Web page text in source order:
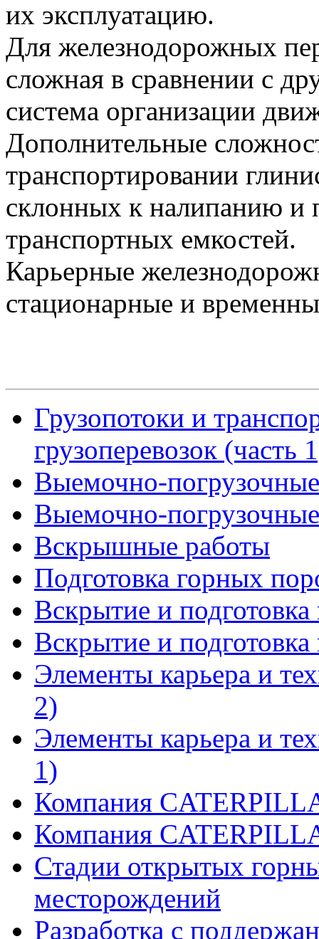
их эксплуатацию.
Для железнодорожных
сложная в сравнении с
система организации
Дополнительные
транспортировании
склонных к налипанию и
транспортных емкостей.
Карьерные
стационарные и
Грузопотоки и
грузоперевозок (часть
Выемочно-
Выемочно-
Вскрышные работы
Подготовка горных
Вскрытие и подготовка
Вскрытие и подготовка
Элементы карьера и
2)
Элементы карьера и
1)
Компания
Компания
Стадии открытых
месторождений
Разработка с